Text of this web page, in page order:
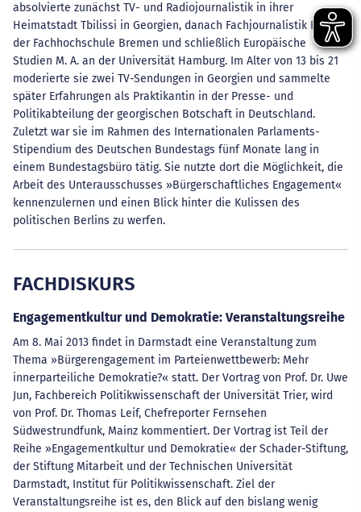
absolvierte zunächst TV- und Radiojournalistik in ihrer
Heimatstadt Tbilissi in Georgien, danach Fachjournalistik B. A. an
der Fachhochschule Bremen und schließlich Europäische
Studien M. A. an der Universität Hamburg. Im Alter von 13 bis 21
moderierte sie zwei TV-Sendungen in Georgien und sammelte
später Erfahrungen als Praktikantin in der Presse- und
Politikabteilung der georgischen Botschaft in Deutschland.
Zuletzt war sie im Rahmen des Internationalen Parlaments-
Stipendium des Deutschen Bundestags fünf Monate lang in
einem Bundestagsbüro tätig. Sie nutzte dort die Möglichkeit, die
Arbeit des Unterausschusses »Bürgerschaftliches Engagement«
kennenzulernen und einen Blick hinter die Kulissen des
politischen Berlins zu werfen.
FACHDISKURS
Engagementkultur und Demokratie: Veranstaltungsreihe
Am 8. Mai 2013 findet in Darmstadt eine Veranstaltung zum
Thema »Bürgerengagement im Parteienwettbewerb: Mehr
innerparteiliche Demokratie?« statt. Der Vortrag von Prof. Dr. Uwe
Jun, Fachbereich Politikwissenschaft der Universität Trier, wird
von Prof. Dr. Thomas Leif, Chefreporter Fernsehen
Südwestrundfunk, Mainz kommentiert. Der Vortrag ist Teil der
Reihe »Engagementkultur und Demokratie« der Schader-Stiftung,
der Stiftung Mitarbeit und der Technischen Universität
Darmstadt, Institut für Politikwissenschaft. Ziel der
Veranstaltungsreihe ist es, den Blick auf den bislang wenig